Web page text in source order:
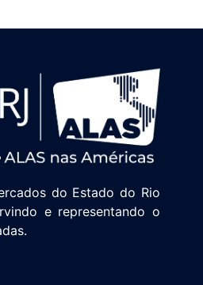
do Estado do Rio
e representando o